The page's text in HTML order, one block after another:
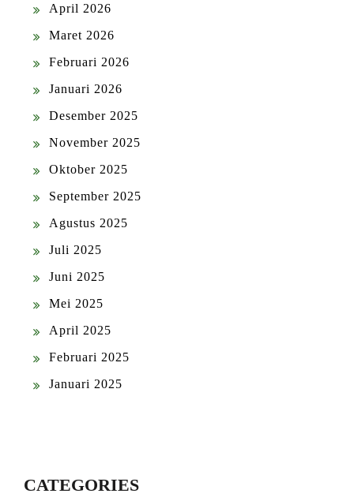
April 2026
Maret 2026
Februari 2026
Januari 2026
Desember 2025
November 2025
Oktober 2025
September 2025
Agustus 2025
Juli 2025
Juni 2025
Mei 2025
April 2025
Februari 2025
Januari 2025
CATEGORIES